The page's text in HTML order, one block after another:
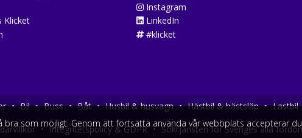
Klicket
Instagram
LinkedIn
#klicket
• Bil • Buss • Båt • Husbil & husvagn • Hästbil & hästsläp • Lastbil
• Integritetspolicy & GDPR • Söktjänsten för Sveriges alla fordon
som möjligt. Genom att fortsätta använda vår webbplats accepterar